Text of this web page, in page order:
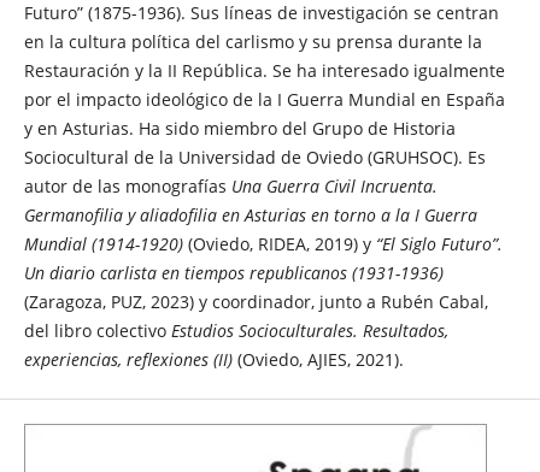
Futuro” (1875-1936). Sus líneas de investigación se centran
en la cultura política del carlismo y su prensa durante la
Restauración y la II República. Se ha interesado igualmente
por el impacto ideológico de la I Guerra Mundial en España
y en Asturias. Ha sido miembro del Grupo de Historia
Sociocultural de la Universidad de Oviedo (GRUHSOC). Es
autor de las monografías Una Guerra Civil Incruenta.
Germanofilia y aliadofilia en Asturias en torno a la I Guerra
Mundial (1914-1920)(Oviedo, RIDEA, 2019) y “El Siglo Futuro”.
Un diario carlista en tiempos republicanos (1931-1936)
(Zaragoza, PUZ, 2023) y coordinador, junto a Rubén Cabal,
del libro colectivo Estudios Socioculturales. Resultados,
experiencias, reflexiones (II)(Oviedo, AJIES, 2021).